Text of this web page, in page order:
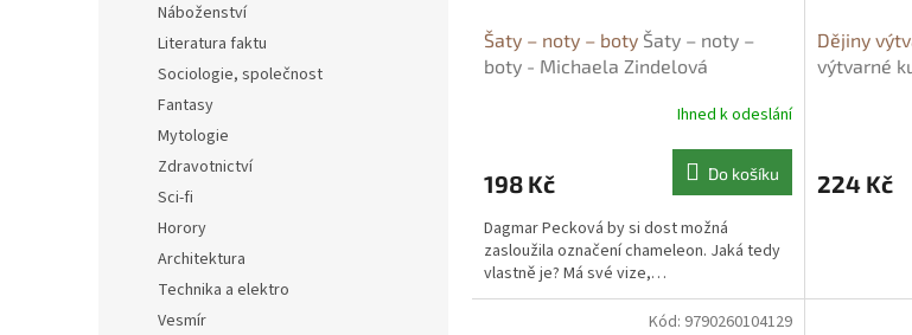
Náboženství
Literatura faktu
Sociologie, společnost
Fantasy
Mytologie
Zdravotnictví
Sci-fi
Horory
Architektura
Technika a elektro
Vesmír
Šaty – noty – boty Šaty – noty –
boty - Michaela Zindelová
Ihned k odeslání
198 Kč Do košíku
Dagmar Pecková by si dost možná
zasloužila označení chameleon. Jaká tedy
vlastně je? Má své vize,…
Dějiny
výtvarné
224 Kč
Kód: 9790260104129